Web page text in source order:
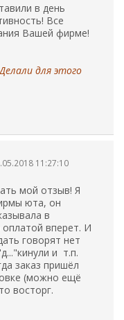
в день
Все
Вашей фирме!
для этого
11:27:10
мой отзыв! Я
юта, он
в
вперет. И
говорят нет
и т.п.
заказ пришёл
(можно ещё
восторг.